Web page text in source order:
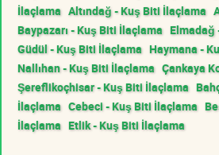
İlaçlama Altındağ - Kuş Biti İlaçlama
Baypazarı - Kuş Biti İlaçlama Elmadağ
Güdül - Kuş Biti İlaçlama Haymana -
Nallıhan - Kuş Biti İlaçlama Çankaya
Şereflikoçhisar - Kuş Biti İlaçlama
İlaçlama Cebeci - Kuş Biti İlaçlama
İlaçlama Etlik - Kuş Biti İlaçlama